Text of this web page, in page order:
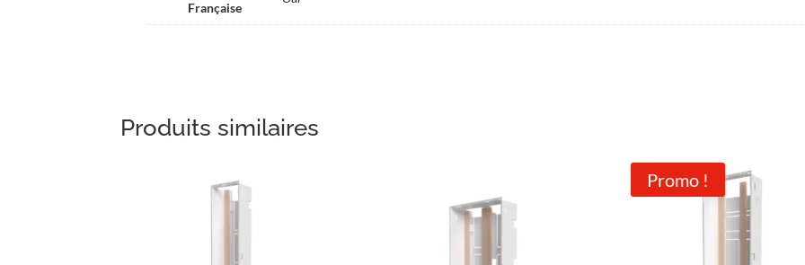
Française
Produits similaires
Promo !